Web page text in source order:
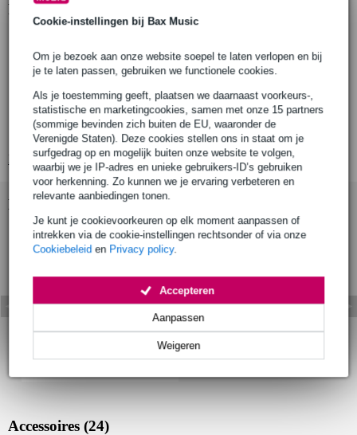
Cookie-instellingen bij Bax Music
Om je bezoek aan onze website soepel te laten verlopen en bij
je te laten passen, gebruiken we functionele cookies.
Als je toestemming geeft, plaatsen we daarnaast voorkeurs-,
statistische en marketingcookies, samen met onze 15 partners
(sommige bevinden zich buiten de EU, waaronder de
Verenigde Staten). Deze cookies stellen ons in staat om je
surfgedrag op en mogelijk buiten onze website te volgen,
waarbij we je IP-adres en unieke gebruikers-ID’s gebruiken
voor herkenning. Zo kunnen we je ervaring verbeteren en
relevante aanbiedingen tonen.
Je kunt je cookievoorkeuren op elk moment aanpassen of
intrekken via de cookie-instellingen rechtsonder of via onze
Cookiebeleid en Privacy policy.
Weigeren
Aanpassen
Accepteren
Productinformatie
in- en uitgangen:
2x mic/line/Hi-Z combo XLR/TRS-ingangen
2x gebalanceerde 6.35 mm TRS uitgangen
2x RCA (ongebalanceerd) uitgangen
sample rates: 44.1, 48, 88.2, 96, 176.4, 192 kHz
Bekijk alle productspecificaties
Bekijk ook eens (1)
Accessoires (24)